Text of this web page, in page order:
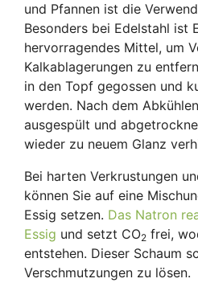
und Pfannen ist die
Besonders bei Edelstahl ist
hervorragendes Mittel, um
Kalkablagerungen zu
in den Topf gegossen und
werden. Nach dem
ausgespült und
wieder zu neuem Glanz
Bei harten Verkrustungen
können Sie auf eine
Essig setzen. Das Natron
Essig und setzt CO2 frei,
entstehen. Dieser Schaum
Verschmutzungen zu lösen.